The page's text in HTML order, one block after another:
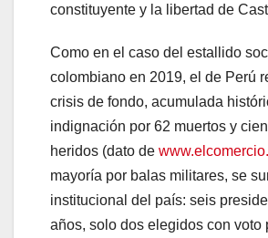
constituyente y la libertad de
Como en el caso del estallido
colombiano en 2019, el de Perú
crisis de fondo, acumulada
indignación por 62 muertos y
heridos (dato de
mayoría por balas militares, se
institucional del país: seis
años, solo dos elegidos con voto